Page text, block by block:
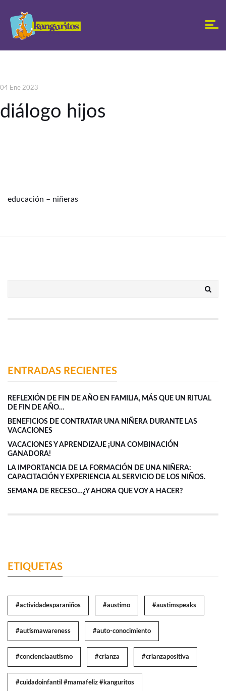
04 Ene 2023
diálogo hijos
educación – niñeras
ENTRADAS RECIENTES
REFLEXIÓN DE FIN DE AÑO EN FAMILIA, MÁS QUE UN RITUAL
DE FIN DE AÑO…
BENEFICIOS DE CONTRATAR UNA NIÑERA DURANTE LAS
VACACIONES
VACACIONES Y APRENDIZAJE ¡UNA COMBINACIÓN
GANADORA!
LA IMPORTANCIA DE LA FORMACIÓN DE UNA NIÑERA:
CAPACITACIÓN Y EXPERIENCIA AL SERVICIO DE LOS NIÑOS.
SEMANA DE RECESO…¿Y AHORA QUE VOY A HACER?
ETIQUETAS
#actividadesparaniños #austimo #austimspeaks
#autismawareness #auto-conocimiento
#concienciaautismo #crianza #crianzapositiva
#cuidadoinfantil #mamafeliz #kanguritos